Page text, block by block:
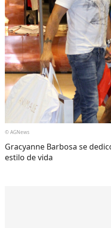
© AGNews
Gracyanne Barbosa se
estilo de vida